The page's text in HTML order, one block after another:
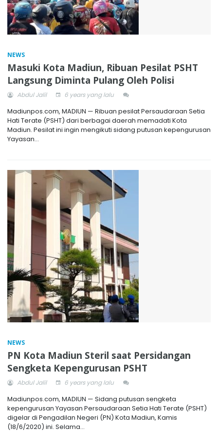
NEWS
Masuki Kota Madiun, Ribuan Pesilat PSHT
Langsung Diminta Pulang Oleh Polisi
Abdul Jalil 6 years yang lalu
Madiunpos.com, MADIUN — Ribuan pesilat Persaudaraan Setia
Hati Terate (PSHT) dari berbagai daerah memadati Kota
Madiun. Pesilat ini ingin mengikuti sidang putusan kepengurusan
Yayasan...
NEWS
PN Kota Madiun Steril saat Persidangan
Sengketa Kepengurusan PSHT
Abdul Jalil 6 years yang lalu
Madiunpos.com, MADIUN — Sidang putusan sengketa
kepengurusan Yayasan Persaudaraan Setia Hati Terate (PSHT)
digelar di Pengadilan Negeri (PN) Kota Madiun, Kamis
(18/6/2020) ini. Selama...